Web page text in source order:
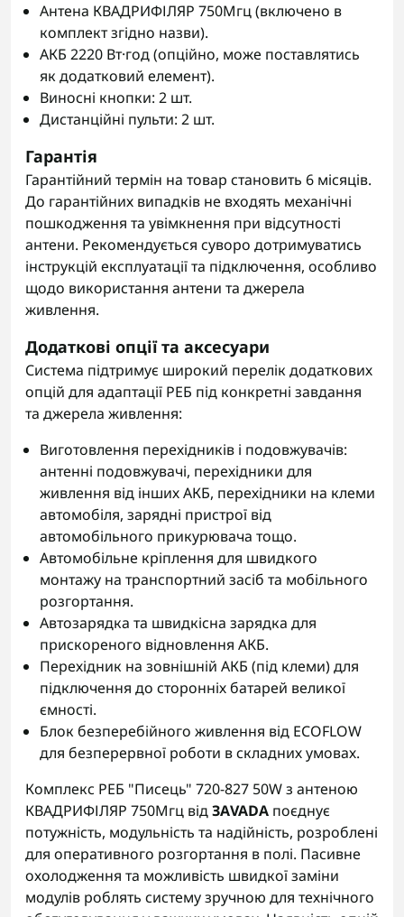
Антена КВАДРИФІЛЯР 750Мгц (включено в
комплект згідно назви).
АКБ 2220 Вт·год (опційно, може поставлятись
як додатковий елемент).
Виносні кнопки: 2 шт.
Дистанційні пульти: 2 шт.
Гарантія
Гарантійний термін на товар становить 6 місяців.
До гарантійних випадків не входять механічні
пошкодження та увімкнення при відсутності
антени. Рекомендується суворо дотримуватись
інструкцій експлуатації та підключення, особливо
щодо використання антени та джерела
живлення.
Додаткові опції та аксесуари
Система підтримує широкий перелік додаткових
опцій для адаптації РЕБ під конкретні завдання
та джерела живлення:
Виготовлення перехідників і подовжувачів:
антенні подовжувачі, перехідники для
живлення від інших АКБ, перехідники на клеми
автомобіля, зарядні пристрої від
автомобільного прикурювача тощо.
Автомобільне кріплення для швидкого
монтажу на транспортний засіб та мобільного
розгортання.
Автозарядка та швидкісна зарядка для
прискореного відновлення АКБ.
Перехідник на зовнішній АКБ (під клеми) для
підключення до сторонніх батарей великої
ємності.
Блок безперебійного живлення від ECOFLOW
для безперервної роботи в складних умовах.
Комплекс РЕБ "Писець" 720-827 50W з антеною
КВАДРИФІЛЯР 750Мгц відЗАVADA поєднує
потужність, модульність та надійність, розроблені
для оперативного розгортання в полі. Пасивне
охолодження та можливість швидкої заміни
модулів роблять систему зручною для технічного